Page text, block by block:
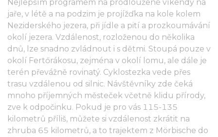
Nejlepším programem na prodloužené víkendy na
jaře, v létě a na podzim je projížďka na kole kolem
Neziderského jezera, při jídle a pití a prozkoumávání
okolí jezera. Vzdálenost, rozloženou do několika
dnů, lze snadno zvládnout i s dětmi. Stoupá pouze v
okolí Fertőrákosu, zejména v okolí lomu, ale dále je
terén převážně rovinatý. Cyklostezka vede přes
trasu vzdálenou od silnic. Návštěvníky zde čeká
mnoho příjemných městeček včetně klidu přírody,
zve k odpočinku. Pokud je pro vás 115-135
kilometrů příliš, můžete si vzdálenost zkrátit na
zhruba 65 kilometrů, a to trajektem z Mörbische do